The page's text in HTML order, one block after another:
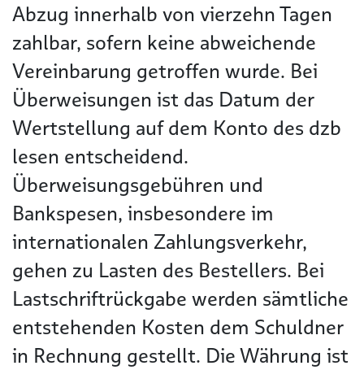
Abzug innerhalb von vierzehn Tagen
zahlbar, sofern keine abweichende
Vereinbarung getroffen wurde. Bei
Überweisungen ist das Datum der
Wertstellung auf dem Konto des dzb
lesen entscheidend.
Überweisungsgebühren und
Bankspesen, insbesondere im
internationalen Zahlungsverkehr,
gehen zu Lasten des Bestellers. Bei
Lastschriftrückgabe werden sämtliche
entstehenden Kosten dem Schuldner
in Rechnung gestellt. Die Währung ist